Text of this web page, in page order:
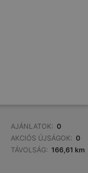
AJÁNLATOK: 0
AKCIÓS ÚJSÁGOK: 0
TÁVOLSÁG: 166,61 km